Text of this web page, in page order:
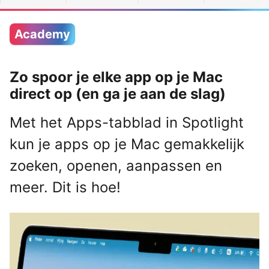
Academy
Zo spoor je elke app op je Mac
direct op (en ga je aan de slag)
Met het Apps-tabblad in Spotlight
kun je apps op je Mac gemakkelijk
zoeken, openen, aanpassen en
meer. Dit is hoe!